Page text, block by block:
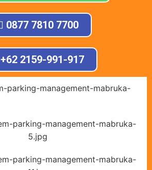
0877 7810 7700
+62 2159-991-917